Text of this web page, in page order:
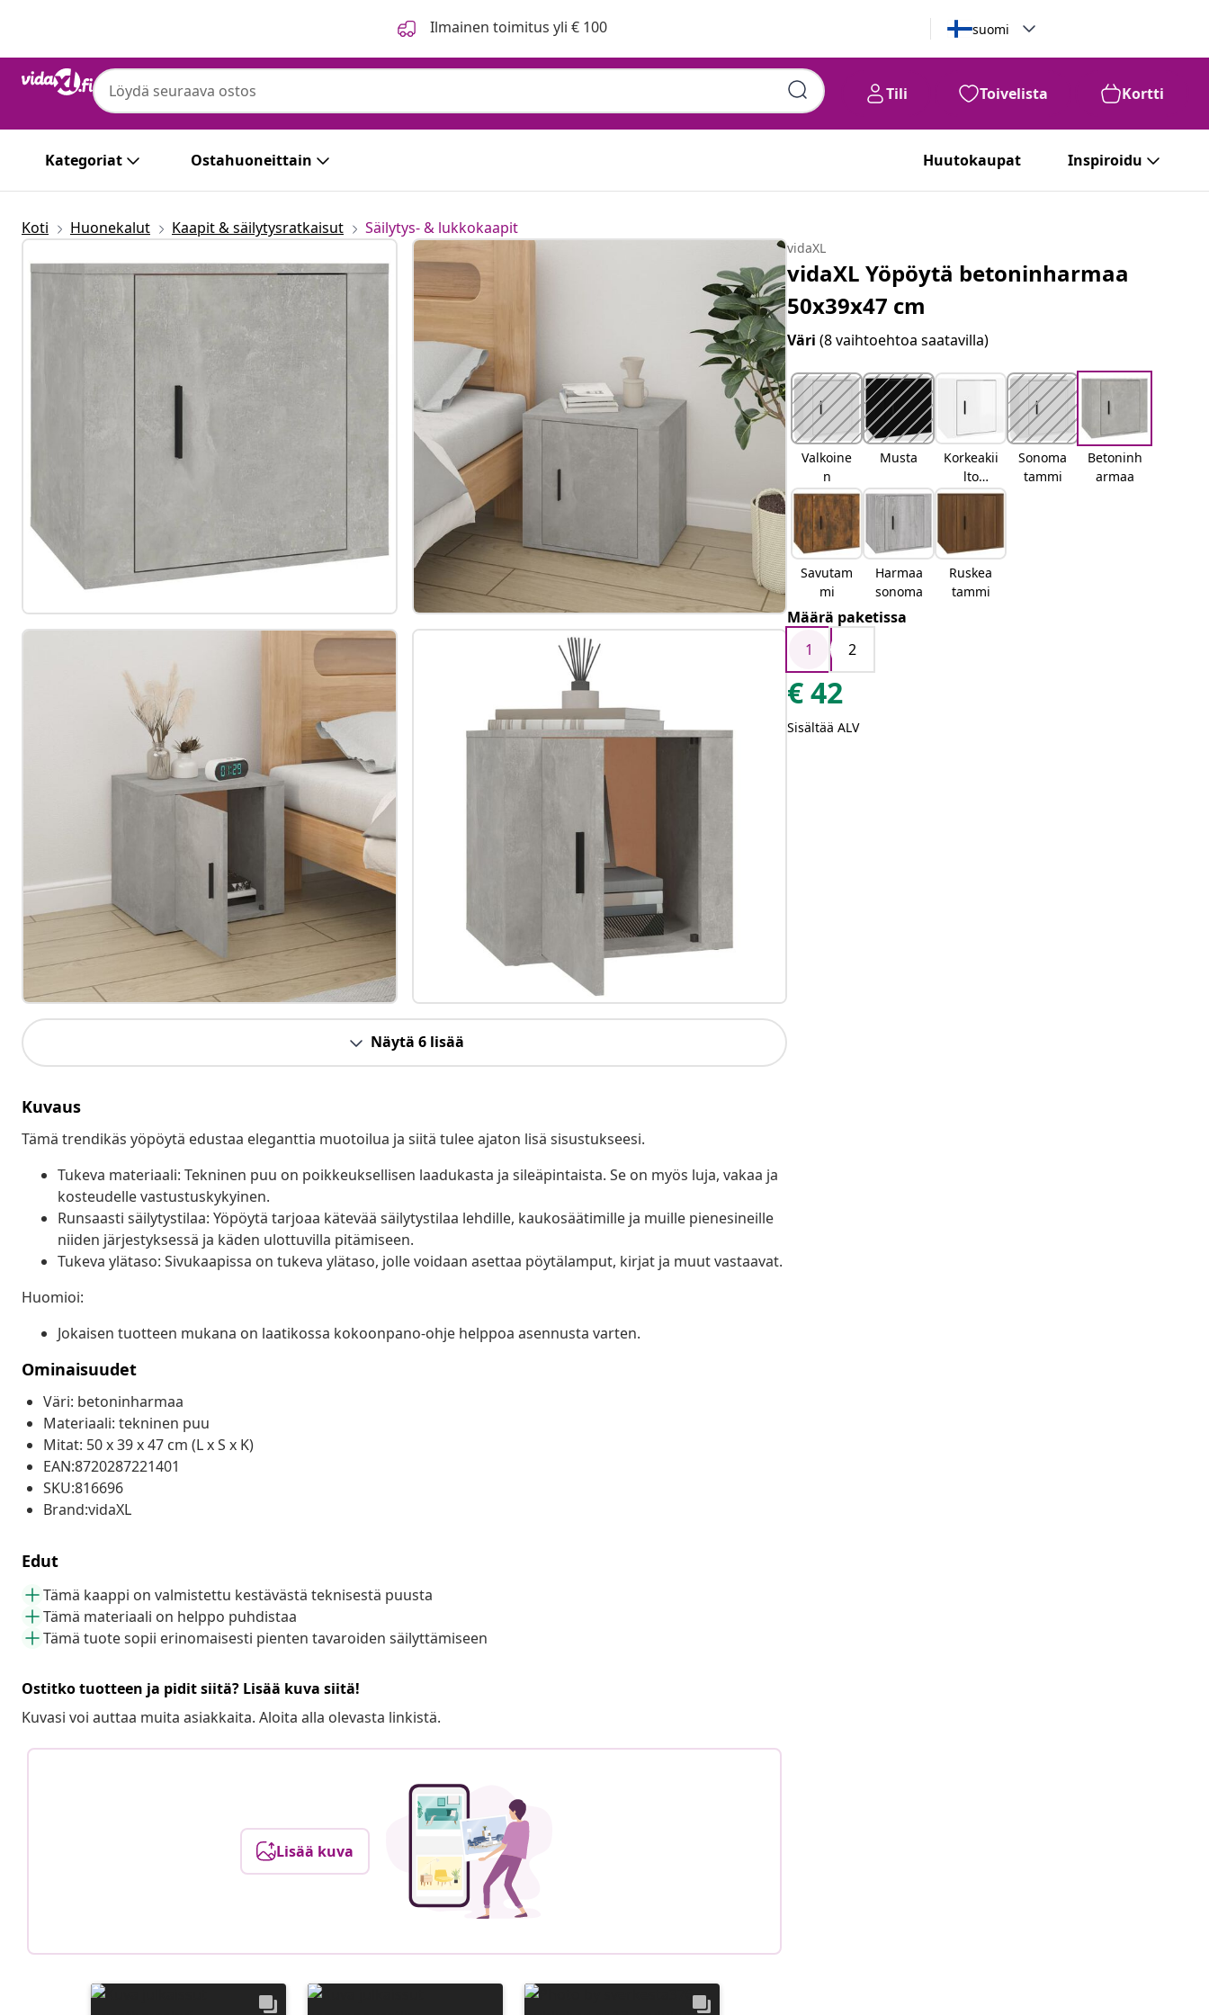
Ilmainen toimitus yli € 100 suomi
Tili Toivelista Kortti
Kategoriat Ostahuoneittain Huutokaupat Inspiroidu
Koti Huonekalut Kaapit & säilytysratkaisut Säilytys- & lukkokaapit
Näytä 6 lisää
Kuvaus
Tämä trendikäs yöpöytä edustaa eleganttia muotoilua ja siitä tulee ajaton lisä sisustukseesi.
Tukeva materiaali: Tekninen puu on poikkeuksellisen laadukasta ja sileäpintaista. Se on myös luja, vakaa ja
kosteudelle vastustuskykyinen.
Runsaasti säilytystilaa: Yöpöytä tarjoaa kätevää säilytystilaa lehdille, kaukosäätimille ja muille pienesineille
niiden järjestyksessä ja käden ulottuvilla pitämiseen.
Tukeva ylätaso: Sivukaapissa on tukeva ylätaso, jolle voidaan asettaa pöytälamput, kirjat ja muut vastaavat.
Huomioi:
Jokaisen tuotteen mukana on laatikossa kokoonpano-ohje helppoa asennusta varten.
Ominaisuudet
Väri: betoninharmaa
Materiaali: tekninen puu
Mitat: 50 x 39 x 47 cm (L x S x K)
EAN:8720287221401
SKU:816696
Brand:vidaXL
Edut
Tämä kaappi on valmistettu kestävästä teknisestä puusta
Tämä materiaali on helppo puhdistaa
Tämä tuote sopii erinomaisesti pienten tavaroiden säilyttämiseen
Ostitko tuotteen ja pidit siitä? Lisää kuva siitä!
Kuvasi voi auttaa muita asiakkaita. Aloita alla olevasta linkistä.
Lisää kuva
vidaXL
vidaXL Yöpöytä betoninharmaa
50x39x47 cm
Väri(8 vaihtoehtoa saatavilla)
Valkoine
n
Musta
Korkeakii
lto
valkoinen
Sonoma
tammi
Betoninh
armaa
Savutam
mi
Harmaa
sonoma
Ruskea
tammi
Määrä paketissa
1
2
€42
Sisältää ALV